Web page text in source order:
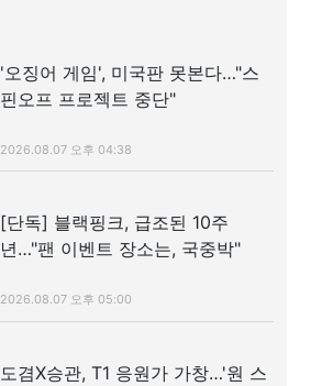
'오징어 게임', 미국판 못본다…"스
핀오프 프로젝트 중단"
2026.08.07 오후 04:38
[단독] 블랙핑크, 급조된 10주
년…"팬 이벤트 장소는, 국중박"
2026.08.07 오후 05:00
도겸X승관, T1 응원가 가창…'원 스